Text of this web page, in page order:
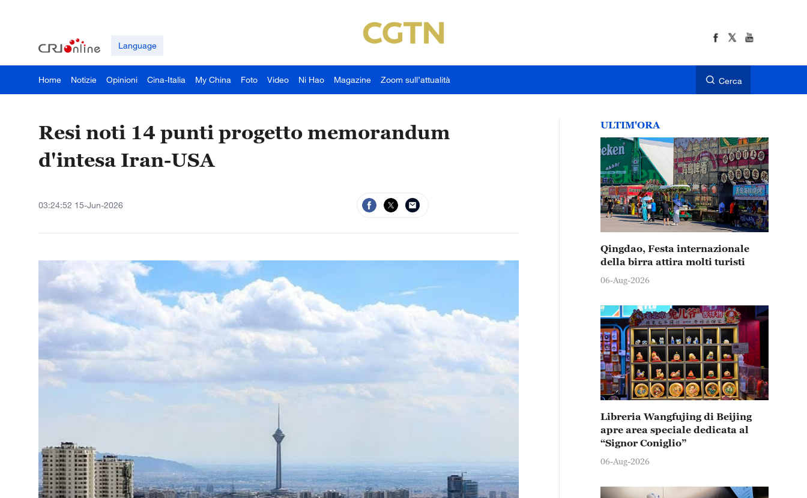
Language
Home Notizie Opinioni Cina-Italia My China Foto Video Ni Hao Magazine Zoom sull’attualità Cerca
Resi noti 14 punti progetto memorandum
d'intesa Iran-USA
03:24:52 15-Jun-2026
ULTIM'ORA
Qingdao, Festa internazionale
della birra attira molti turisti
06-Aug-2026
Libreria Wangfujing di Beijing
apre area speciale dedicata al
“Signor Coniglio”
06-Aug-2026